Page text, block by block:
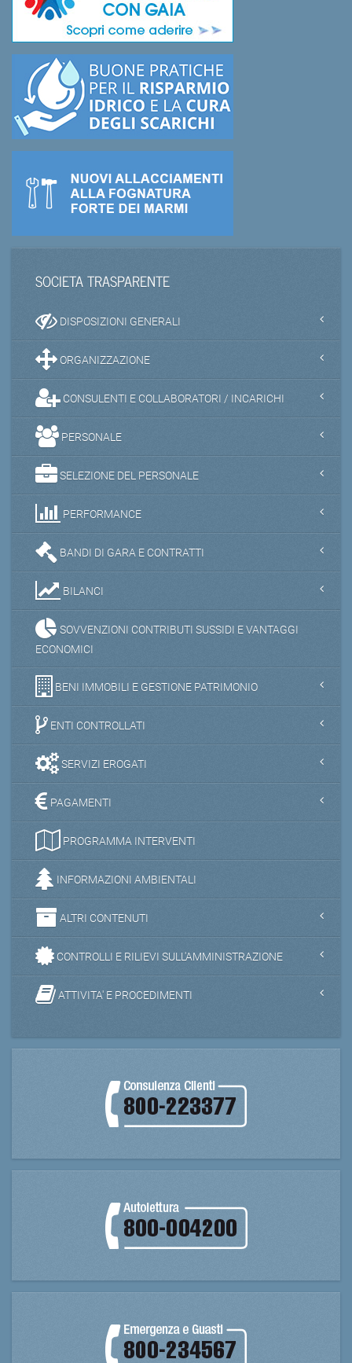
SOCIETA TRASPARENTE
DISPOSIZIONI GENERALI
ORGANIZZAZIONE
CONSULENTI E COLLABORATORI / INCARICHI
PERSONALE
SELEZIONE DEL PERSONALE
PERFORMANCE
BANDI DI GARA E CONTRATTI
BILANCI
SOVVENZIONI CONTRIBUTI SUSSIDI E VANTAGGI
ECONOMICI
BENI IMMOBILI E GESTIONE PATRIMONIO
ENTI CONTROLLATI
SERVIZI EROGATI
PAGAMENTI
PROGRAMMA INTERVENTI
INFORMAZIONI AMBIENTALI
ALTRI CONTENUTI
CONTROLLI E RILIEVI SULL'AMMINISTRAZIONE
ATTIVITA' E PROCEDIMENTI